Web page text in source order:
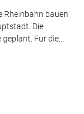
Rheinbahn bauen
Die
Für die...